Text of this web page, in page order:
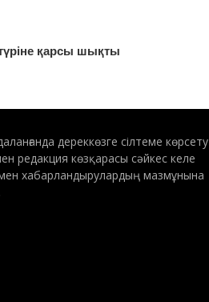
қарсы шықты
дереккөзге сілтеме көрсету
редакция көзқарасы сәйкес келе
хабарландырулардың мазмұнына